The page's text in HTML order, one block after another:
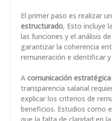
El primer paso es realizar un
estructurado, Esto incluye
las funciones y el análisis
garantizar la coherencia
remuneración e identificar
A comunicación estratégica
transparencia salarial
explicar los criterios de
beneficios. Estudios como
que la falta de claridad en